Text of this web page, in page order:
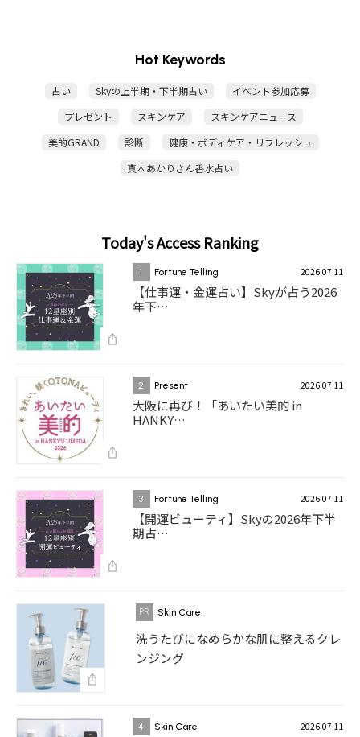
Hot Keywords
占い Skyの上半期・下半期占い
イベント参加応募
プレゼント
スキンケア
スキンケアニュース
美的GRAND
診断
健康・ボディケア・リフレッシュ
真木あかりさん香水占い
Today's Access Ranking
1 Fortune Telling 2026.07.11
【仕事運・金運占い】Skyが占う2026
年下…
2 Present 2026.07.11
大阪に再び！「あいたい美的 in
HANKY…
3 Fortune Telling 2026.07.11
【開運ビューティ】Skyの2026年下半
期占…
Skin Care
洗うたびになめらかな肌に整えるクレ
ンジング
4 Skin Care 2026.07.11